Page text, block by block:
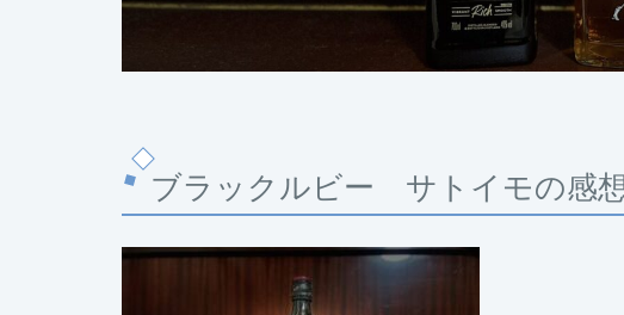
ブラックルビー サトイモの感想